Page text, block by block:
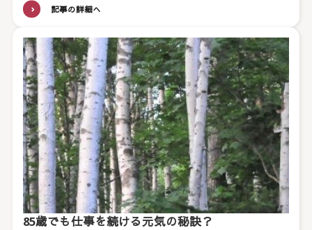
記事の詳細へ
85歳でも仕事を続ける元気の秘訣？